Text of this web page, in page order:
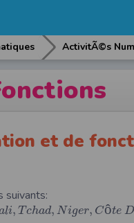
ActivitÃ©s
et de
suivants:
li, T chad, Niger, Côte D